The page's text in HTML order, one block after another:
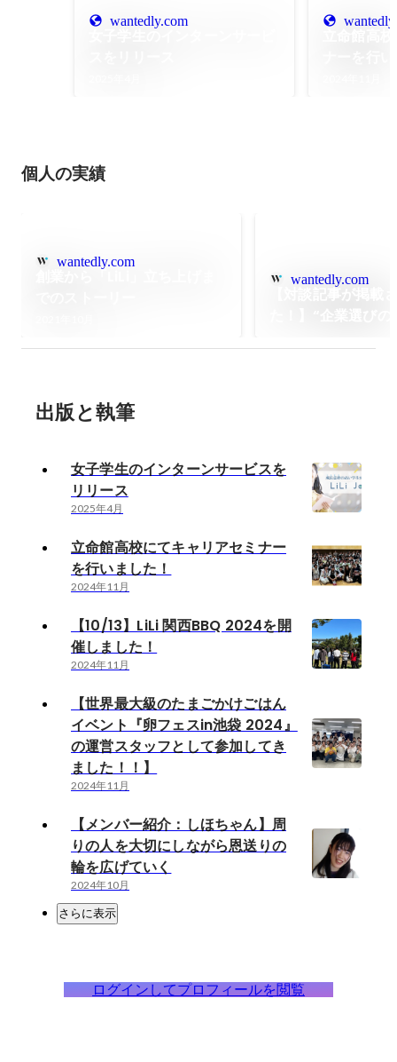
wantedly.com
個人の実績
wantedly.com
wantedly.com
出版と執筆
女子学生のインターンサービスを
リリース
2025年4月
立命館高校にてキャリアセミナー
を行いました！
2024年11月
【10/13】LiLi 関西BBQ 2024を開
催しました！
2024年11月
【世界最大級のたまごかけごはん
イベント『卵フェスin池袋 2024』
の運営スタッフとして参加してき
ました！！】
2024年11月
【メンバー紹介：しほちゃん】周
りの人を大切にしながら恩送りの
輪を広げていく
2024年10月
さらに表示
ログインしてプロフィールを閲覧